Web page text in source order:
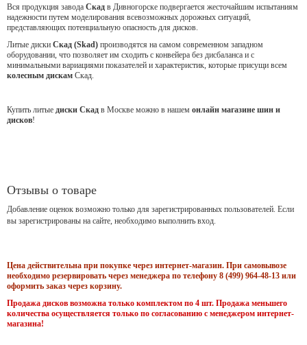
Вся продукция завода Скад в Дивногорске подвергается жесточайшим испытаниям
надежности путем моделирования всевозможных дорожных ситуаций,
представляющих потенциальную опасность для дисков.
Литые диски Скад (Skad) производятся на самом современном западном
оборудовании, что позволяет им сходить с конвейера без дисбаланса и с
минимальными вариациями показателей и характеристик, которые присущи всем
колесным дискам Скад.
Купить литые диски Скад в Москве можно в нашем онлайн магазине шин и
дисков!
Отзывы о товаре
Добавление оценок возможно только для зарегистрированных пользователей. Если
вы зарегистрированы на сайте, необходимо выполнить вход.
Цена действительна при покупке через интернет-магазин. При самовывозе
необходимо резервировать через менеджера по телефону 8 (499) 964-48-13 или
оформить заказ через корзину.
Продажа дисков возможна только комплектом по 4 шт. Продажа меньшего
количества осуществляется только по согласованию с менеджером интернет-
магазина!